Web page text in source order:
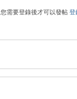
您需要登錄後才可以發帖 登